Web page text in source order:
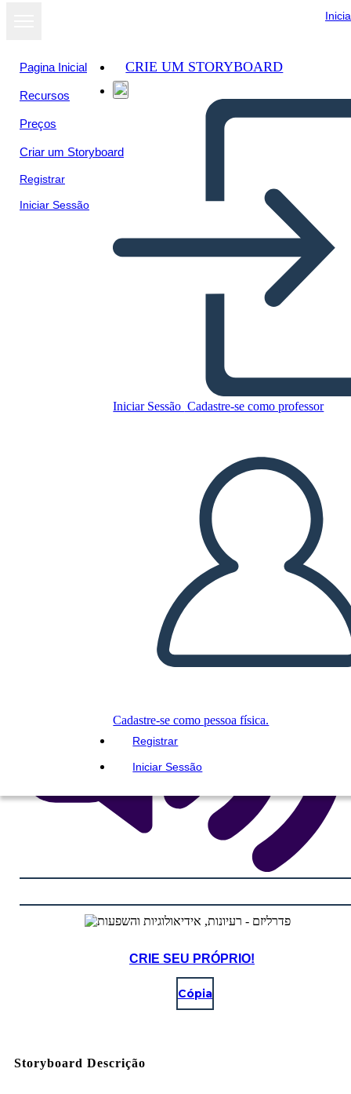
Pagina Inicial
Recursos
Preços
Criar um Storyboard
Registrar
Iniciar Sessão
CRIE UM STORYBOARD
Iniciar Sessão Cadastre-se como professor
Cadastre-se como pessoa física.
Registrar
Iniciar Sessão
פדרליזם - רעיונות, אידיאולוגיות
והשפעות
Copie este storyboard
CRIAR UM STORYBOARD
REPRODUZIR APRESENTAÇÃO DE SLIDES
LEIA PRA MIM
CRIE SEU PRÓPRIO!
Cópia
Storyboard Descrição